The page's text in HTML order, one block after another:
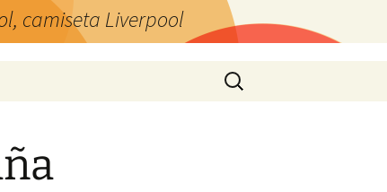
camiseta Liverpool
Buscar: